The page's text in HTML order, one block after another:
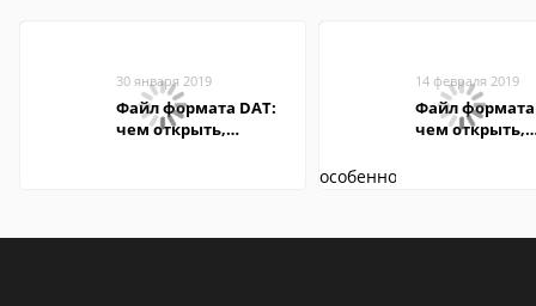
30 января 2019
Файл формата DAT:
чем открыть,
14 февраля 2019
Файл
чем открыть,